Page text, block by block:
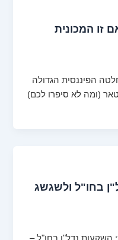
זו המכונית
הפיננסית הגדולה
(ומה לא סיפרו לכם)
בחו"ל ולשגשג